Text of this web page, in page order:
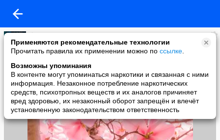
Применяются рекомендательные технологии
Прочитать правила их применении можно по ссылке
Возможны упоминания
В контенте могут упоминаться наркотики и связанная с ними
информация. Незаконное потребление наркотических
средств, психотропных веществ и их аналогов причиняет
вред здоровью, их незаконный оборот запрещён и влечёт
установленную законодательством ответственность
♕Доми Медуза
added a photo
08 Jun в 06:42